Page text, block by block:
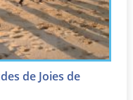
de Joies de